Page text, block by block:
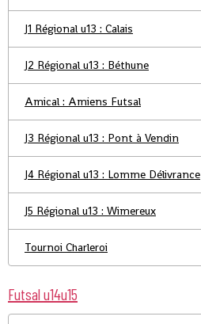
J1 Régional u13 : Calais
J2 Régional u13 : Béthune
Amical : Amiens Futsal
J3 Régional u13 : Pont à Vendin
J4 Régional u13 : Lomme Délivrance
J5 Régional u13 : Wimereux
Tournoi Charleroi
Futsal u14u15